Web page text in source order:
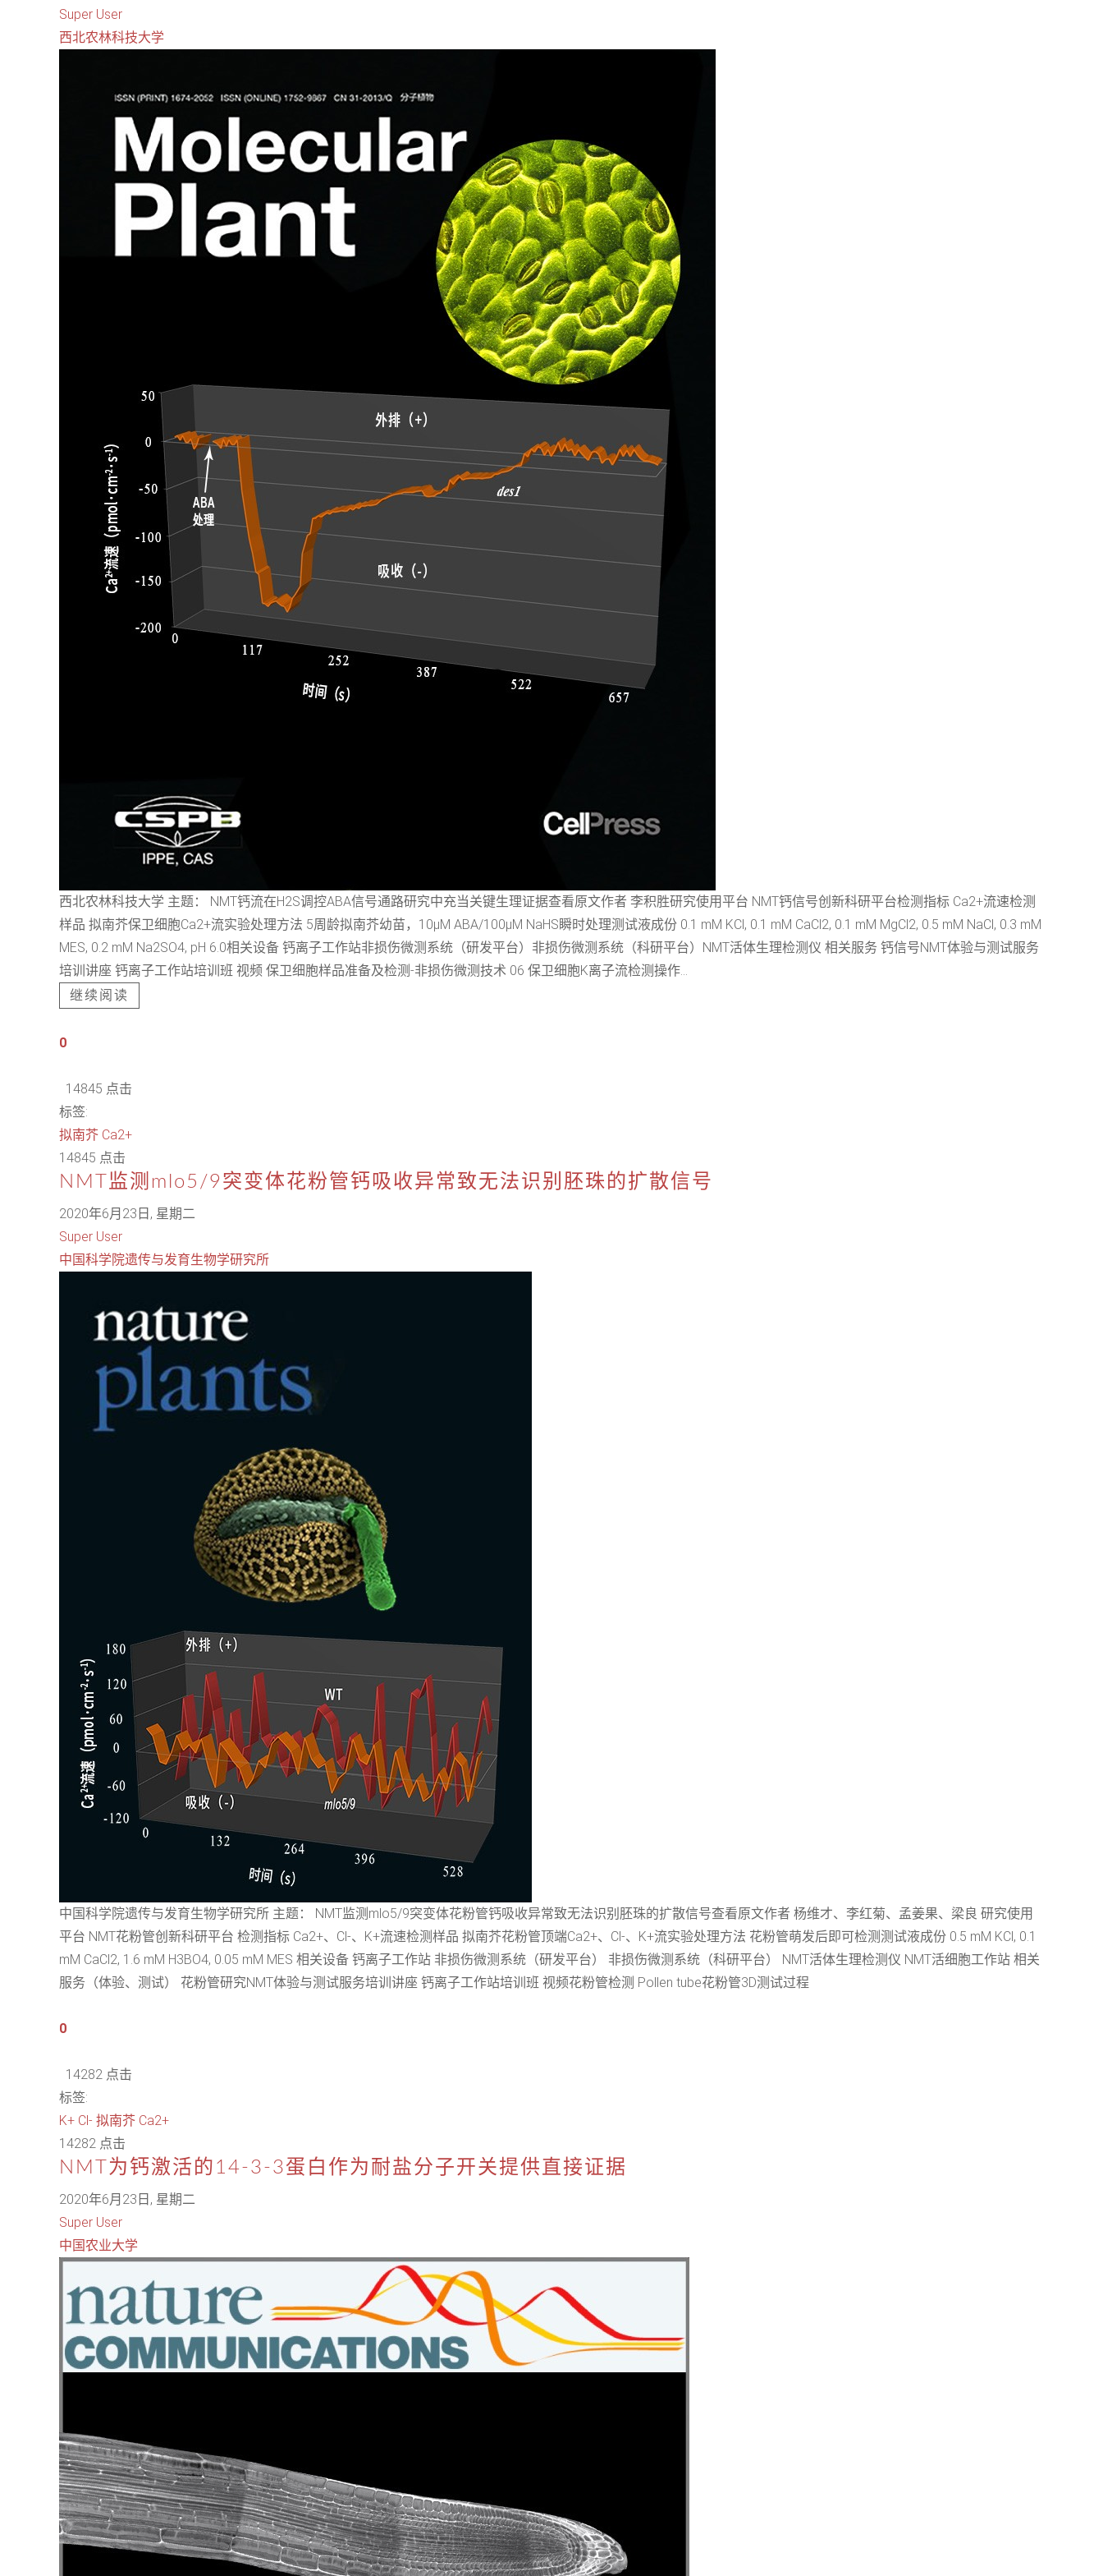
Super User
西北农林科技大学
西北农林科技大学 主题： NMT钙流在H2S调控ABA信号通路研究中充当关键生理证据查看原文作者 李积胜研究使用平台 NMT钙信号创新科研平台检测指标 Ca2+流速检测
样品 拟南芥保卫细胞Ca2+流实验处理方法 5周龄拟南芥幼苗，10μM ABA/100μM NaHS瞬时处理测试液成份 0.1 mM KCl, 0.1 mM CaCl2, 0.1 mM MgCl2, 0.5 mM NaCl, 0.3 mM
MES, 0.2 mM Na2SO4, pH 6.0相关设备 钙离子工作站非损伤微测系统（研发平台）非损伤微测系统（科研平台）NMT活体生理检测仪 相关服务 钙信号NMT体验与测试服务
培训讲座 钙离子工作站培训班 视频 保卫细胞样品准备及检测-非损伤微测技术 06 保卫细胞K离子流检测操作...
继续阅读
0
14845 点击
标签:
拟南芥 Ca2+
14845 点击
NMT监测mlo5/9突变体花粉管钙吸收异常致无法识别胚珠的扩散信号
2020年6月23日, 星期二
Super User
中国科学院遗传与发育生物学研究所
中国科学院遗传与发育生物学研究所 主题： NMT监测mlo5/9突变体花粉管钙吸收异常致无法识别胚珠的扩散信号查看原文作者 杨维才、李红菊、孟姜果、梁良 研究使用
平台 NMT花粉管创新科研平台 检测指标 Ca2+、Cl-、K+流速检测样品 拟南芥花粉管顶端Ca2+、Cl-、K+流实验处理方法 花粉管萌发后即可检测测试液成份 0.5 mM KCl, 0.1
mM CaCl2, 1.6 mM H3BO4, 0.05 mM MES 相关设备 钙离子工作站 非损伤微测系统（研发平台） 非损伤微测系统（科研平台） NMT活体生理检测仪 NMT活细胞工作站 相关
服务（体验、测试） 花粉管研究NMT体验与测试服务培训讲座 钙离子工作站培训班 视频花粉管检测 Pollen tube花粉管3D测试过程
0
14282 点击
标签:
K+ Cl- 拟南芥 Ca2+
14282 点击
NMT为钙激活的14-3-3蛋白作为耐盐分子开关提供直接证据
2020年6月23日, 星期二
Super User
中国农业大学